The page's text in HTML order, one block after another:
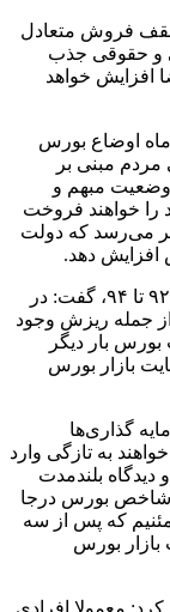
سقف فروش متعادل
و حقوقی‌ جذب
افزایش خواهد
ماه اوضاع بورس
مردم مبنی بر
وضعیت مبهم و
را خواهند فروخت
می‌رسد که دولت
افزایش دهد.
وی با اشاره به ریزش بازار بورس در سال‌های ۹۲ تا ۹۴، گفت: در
از جمله ریزش وجود
بار دیگر
بازار بورس
گذاری‌ها
به تازگی وارد
بلندمدت
شاخص بورس درجا
که پس از سه
بورس
معمولا افرادی